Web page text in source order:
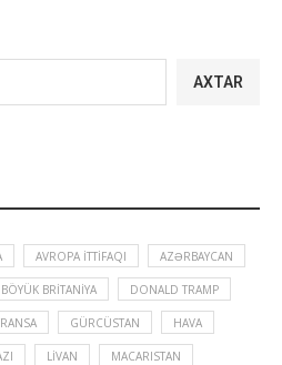
AXTAR
AVROPA İTTIFAQI AZƏRBAYCAN
BÖYÜK BRITANIYA DONALD TRAMP
GÜRCÜSTAN HAVA
LIVAN MACARISTAN